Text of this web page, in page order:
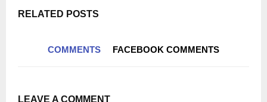
RELATED POSTS
COMMENTS FACEBOOK COMMENTS
LEAVE A COMMENT